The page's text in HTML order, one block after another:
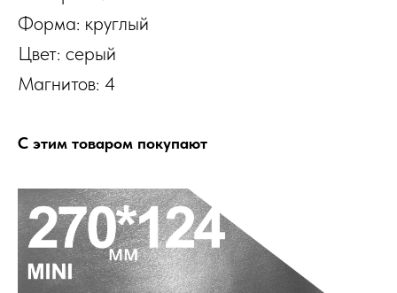
Форма: круглый
Цвет: серый
Магнитов: 4
С этим товаром покупают